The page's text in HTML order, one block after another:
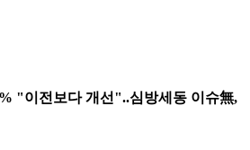
"이전보다 개선"..심방세동 이슈無,